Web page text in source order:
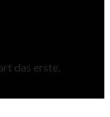
das erste.